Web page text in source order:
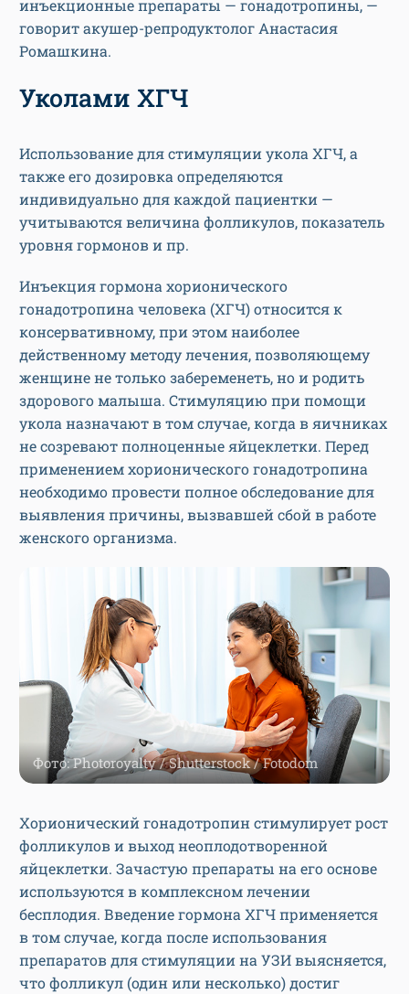
инъекционные препараты — гонадотропины, —
говорит акушер-репродуктолог Анастасия
Ромашкина.
Уколами ХГЧ
Использование для стимуляции укола ХГЧ, а
также его дозировка определяются
индивидуально для каждой пациентки —
учитываются величина фолликулов, показатель
уровня гормонов и пр.
Инъекция гормона хорионического
гонадотропина человека (ХГЧ) относится к
консервативному, при этом наиболее
действенному методу лечения, позволяющему
женщине не только забеременеть, но и родить
здорового малыша. Стимуляцию при помощи
укола назначают в том случае, когда в яичниках
не созревают полноценные яйцеклетки. Перед
применением хорионического гонадотропина
необходимо провести полное обследование для
выявления причины, вызвавшей сбой в работе
женского организма.
Фото: Photoroyalty / Shutterstock / Fotodom
Хорионический гонадотропин стимулирует рост
фолликулов и выход неоплодотворенной
яйцеклетки. Зачастую препараты на его основе
используются в комплексном лечении
бесплодия. Введение гормона ХГЧ применяется
в том случае, когда после использования
препаратов для стимуляции на УЗИ выясняется,
что фолликул (один или несколько) достиг